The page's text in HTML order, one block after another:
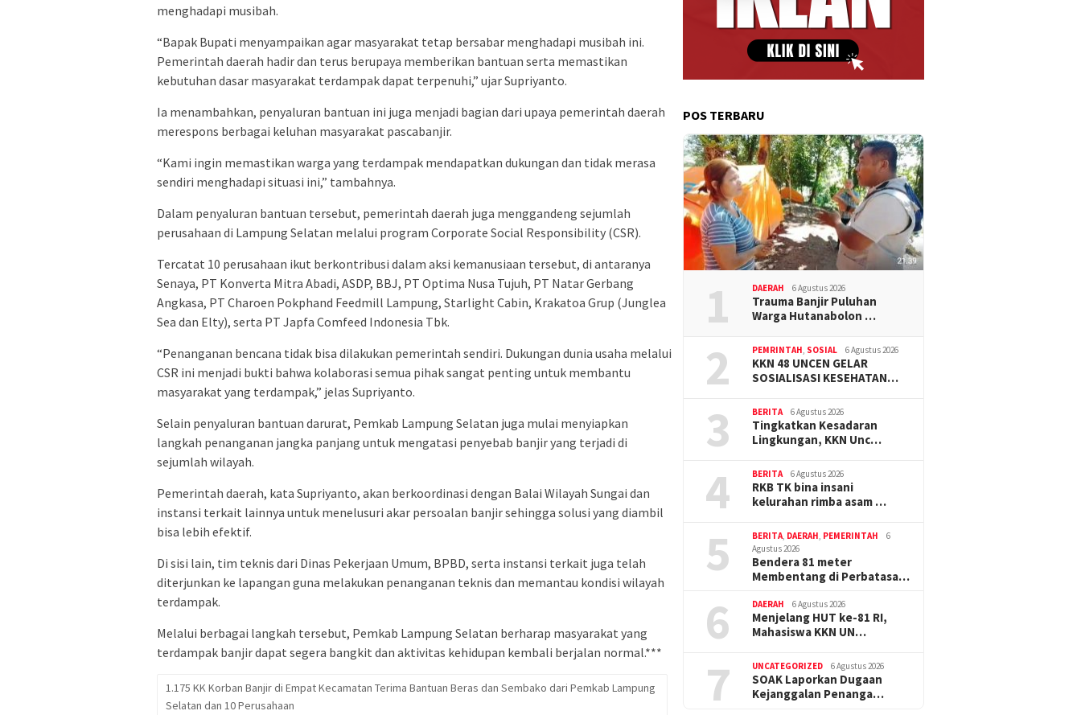
menghadapi musibah.
“Bapak Bupati menyampaikan agar masyarakat tetap bersabar menghadapi musibah ini.
Pemerintah daerah hadir dan terus berupaya memberikan bantuan serta memastikan
kebutuhan dasar masyarakat terdampak dapat terpenuhi,” ujar Supriyanto.
Ia menambahkan, penyaluran bantuan ini juga menjadi bagian dari upaya pemerintah daerah
merespons berbagai keluhan masyarakat pascabanjir.
“Kami ingin memastikan warga yang terdampak mendapatkan dukungan dan tidak merasa
sendiri menghadapi situasi ini,” tambahnya.
Dalam penyaluran bantuan tersebut, pemerintah daerah juga menggandeng sejumlah
perusahaan di Lampung Selatan melalui program Corporate Social Responsibility (CSR).
Tercatat 10 perusahaan ikut berkontribusi dalam aksi kemanusiaan tersebut, di antaranya
Senaya, PT Konverta Mitra Abadi, ASDP, BBJ, PT Optima Nusa Tujuh, PT Natar Gerbang
Angkasa, PT Charoen Pokphand Feedmill Lampung, Starlight Cabin, Krakatoa Grup (Junglea
Sea dan Elty), serta PT Japfa Comfeed Indonesia Tbk.
“Penanganan bencana tidak bisa dilakukan pemerintah sendiri. Dukungan dunia usaha melalui
CSR ini menjadi bukti bahwa kolaborasi semua pihak sangat penting untuk membantu
masyarakat yang terdampak,” jelas Supriyanto.
Selain penyaluran bantuan darurat, Pemkab Lampung Selatan juga mulai menyiapkan
langkah penanganan jangka panjang untuk mengatasi penyebab banjir yang terjadi di
sejumlah wilayah.
Pemerintah daerah, kata Supriyanto, akan berkoordinasi dengan Balai Wilayah Sungai dan
instansi terkait lainnya untuk menelusuri akar persoalan banjir sehingga solusi yang diambil
bisa lebih efektif.
Di sisi lain, tim teknis dari Dinas Pekerjaan Umum, BPBD, serta instansi terkait juga telah
diterjunkan ke lapangan guna melakukan penanganan teknis dan memantau kondisi wilayah
terdampak.
Melalui berbagai langkah tersebut, Pemkab Lampung Selatan berharap masyarakat yang
terdampak banjir dapat segera bangkit dan aktivitas kehidupan kembali berjalan normal.***
1.175 KK Korban Banjir di Empat Kecamatan Terima Bantuan Beras dan Sembako dari Pemkab Lampung
Selatan dan 10 Perusahaan
POS TERBARU
1 DAERAH 6 Agustus 2026
Trauma Banjir Puluhan
Warga Hutanabolon …
2 PEMRINTAH, SOSIAL 6 Agustus 2026
KKN 48 UNCEN GELAR
SOSIALISASI KESEHATAN…
3 BERITA 6 Agustus 2026
Tingkatkan Kesadaran
Lingkungan, KKN Unc…
4 BERITA 6 Agustus 2026
RKB TK bina insani
kelurahan rimba asam …
5 BERITA, DAERAH, PEMERINTAH
6
Agustus 2026
Bendera 81 meter
Membentang di Perbatasa…
6 DAERAH 6 Agustus 2026
Menjelang HUT ke-81 RI,
Mahasiswa KKN UN…
7 UNCATEGORIZED 6 Agustus 2026
SOAK Laporkan Dugaan
Kejanggalan Penanga…